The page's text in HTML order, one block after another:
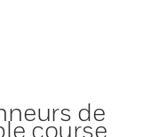
de
course